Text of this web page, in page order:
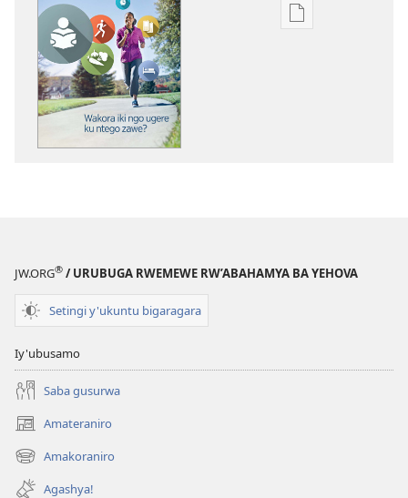
Uko
JW.ORG® / URUBUGA RWEMEWE RW’ABAHAMYA BA YEHOVA
Setingi y'ukuntu bigaragara
Iy'ubusamo
Saba gusurwa
Amateraniro
(ifungukire
ahandi)Amakoraniro
(ifungukire
ahandi)Agashya!